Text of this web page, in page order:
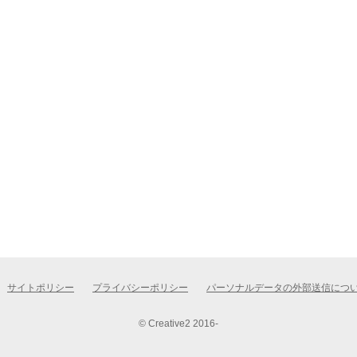
サイトポリシー プライバシーポリシー パーソナルデータの外部送信につ
© Creative2 2016-